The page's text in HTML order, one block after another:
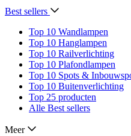
Best sellers
Top 10 Wandlampen
Top 10 Hanglampen
Top 10 Railverlichting
Top 10 Plafondlampen
Top 10 Spots &
Top 10 Buitenverlichting
Top 25 producten
Alle Best sellers
Meer